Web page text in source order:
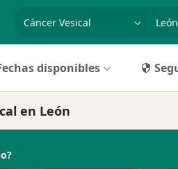
especialidad, enfermedad op.
disponibles
en León